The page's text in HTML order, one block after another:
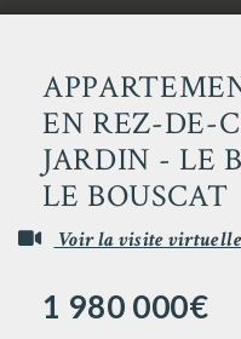
EN REZ-DE-
JARDIN - LE
LE BOUSCAT
Voir la visite virtuelle
1 980 000€